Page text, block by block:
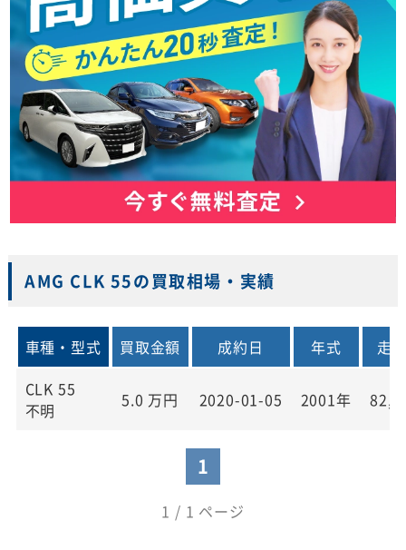
AMG CLK 55の買取相場・実績
車種・型式 買取金額 成約日 年式
走
CLK 55
不明
5.0 万円 2020-01-05 2001年
1
1 / 1 ページ